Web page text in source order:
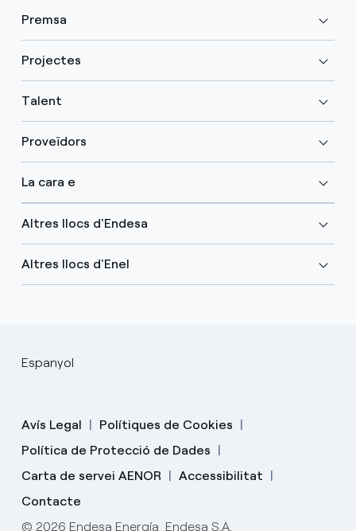
Premsa
Projectes
Talent
Proveïdors
La cara e
Altres llocs d'Endesa
Altres llocs d'Enel
Espanyol
Avís Legal
Polítiques de Cookies
Política de Protecció de Dades
Carta de servei AENOR
Accessibilitat
Contacte
© 2026 Endesa Energía, Endesa S.A.